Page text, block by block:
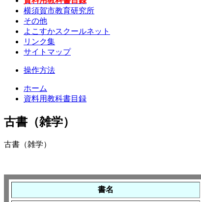
横須賀市教育研究所
その他
よこすかスクールネット
リンク集
サイトマップ
操作方法
ホーム
資料用教科書目録
古書（雑学）
古書（雑学）
書名